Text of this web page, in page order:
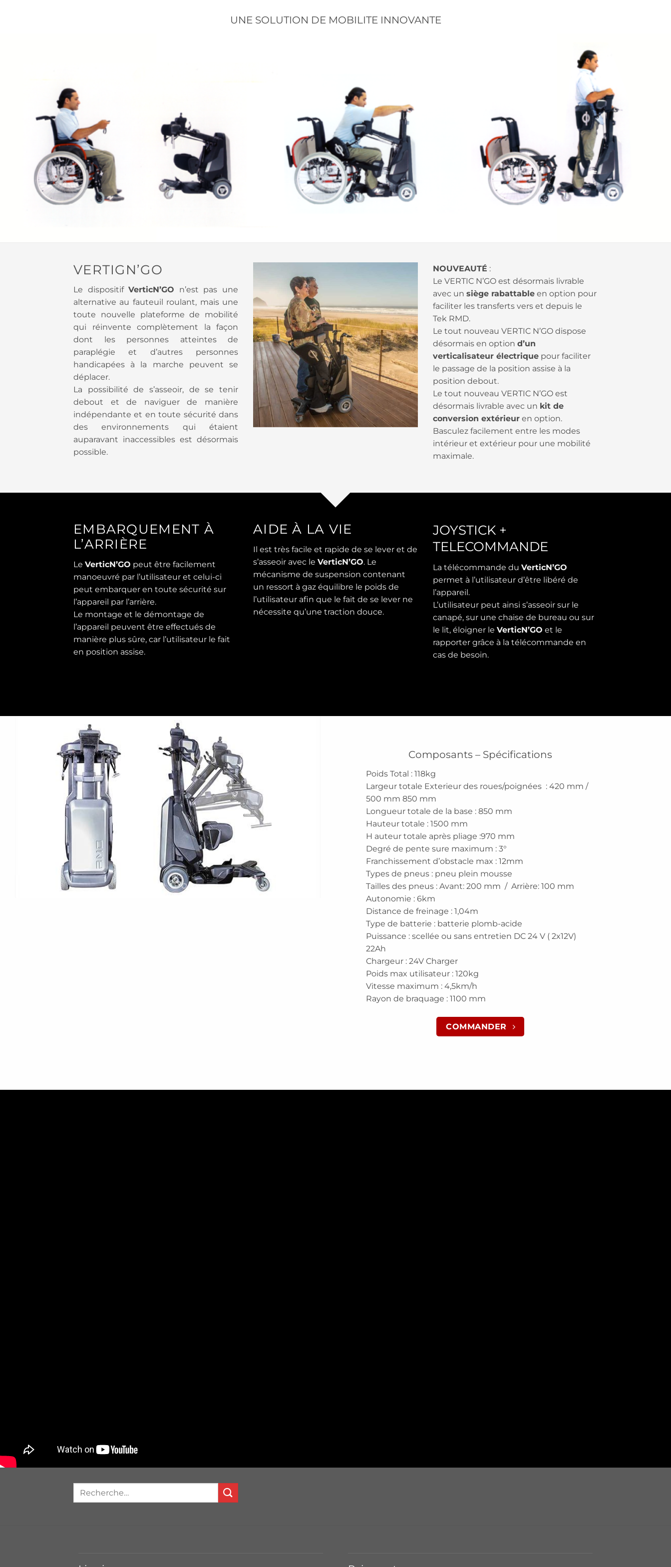
UNE SOLUTION DE MOBILITE INNOVANTE
VERTIGN’GO
Le dispositifVerticN’GO n’est pas une
alternative au fauteuil roulant, mais une
toute nouvelle plateforme de mobilité
qui réinvente complètement la façon
dont les personnes atteintes de
paraplégie et d’autres personnes
handicapées à la marche peuvent se
déplacer.
La possibilité de s’asseoir, de se tenir
debout et de naviguer de manière
indépendante et en toute sécurité dans
des environnements qui étaient
auparavant inaccessibles est désormais
possible.
NOUVEAUTÉ :
Le VERTIC N’GO est désormais livrable
avec un siège rabattable en option pour
faciliter les transferts vers et depuis le
Tek RMD.
Le tout nouveau VERTIC N’GO dispose
désormais en option d’un
verticalisateur électrique pour faciliter
le passage de la position assise à la
position debout.
Le tout nouveau VERTIC N’GO est
désormais livrable avec un kit de
conversion extérieur en option.
Basculez facilement entre les modes
intérieur et extérieur pour une mobilité
maximale.
EMBARQUEMENT À
L’ARRIÈRE
Le VerticN’GO peut être facilement
manoeuvré par l’utilisateur et celui-ci
peut embarquer en toute sécurité sur
l’appareil par l’arrière.
Le montage et le démontage de
l’appareil peuvent être effectués de
manière plus sûre, car l’utilisateur le fait
en position assise.
AIDE À LA VIE
Il est très facile et rapide de se lever et de
s’asseoir avec le VerticN’GO. Le
mécanisme de suspension contenant
un ressort à gaz équilibre le poids de
l’utilisateur afin que le fait de se lever ne
nécessite qu’une traction douce.
JOYSTICK +
TELECOMMANDE
La télécommande du VerticN’GO
permet à l’utilisateur d’être libéré de
l’appareil.
L’utilisateur peut ainsi s’asseoir sur le
canapé, sur une chaise de bureau ou sur
le lit, éloigner le VerticN’GO et le
rapporter grâce à la télécommande en
cas de besoin.
Composants – Spécifications
Poids Total : 118kg
Largeur totale Exterieur des roues/poignées : 420 mm /
500 mm 850 mm
Longueur totale de la base : 850 mm
Hauteur totale : 1500 mm
H auteur totale après pliage :970 mm
Degré de pente sure maximum : 3°
Franchissement d’obstacle max : 12mm
Types de pneus : pneu plein mousse
Tailles des pneus : Avant: 200 mm / Arrière: 100 mm
Autonomie : 6km
Distance de freinage : 1,04m
Type de batterie : batterie plomb-acide
Puissance : scellée ou sans entretien DC 24 V ( 2x12V)
22Ah
Chargeur : 24V Charger
Poids max utilisateur : 120kg
Vitesse maximum : 4,5km/h
Rayon de braquage : 1100 mm
COMMANDER